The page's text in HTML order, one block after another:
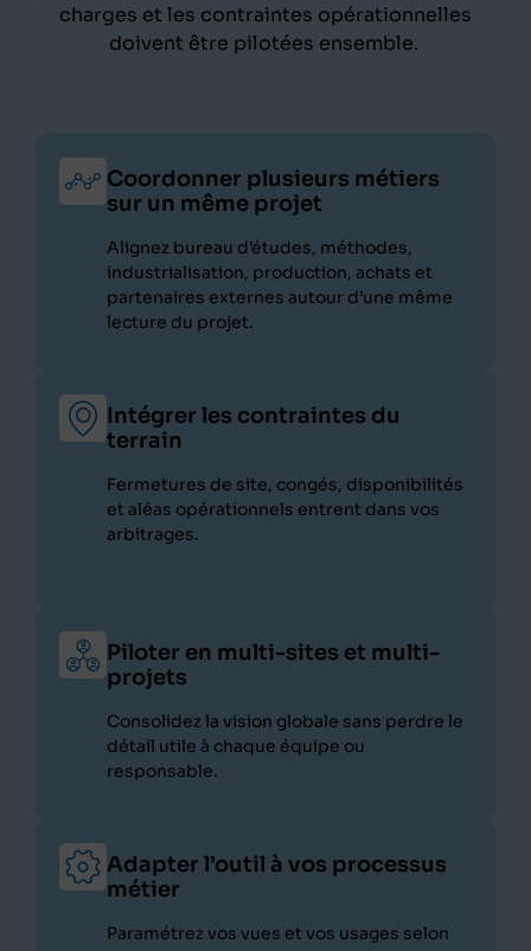
charges et les contraintes opérationnelles
doivent être pilotées ensemble.
Coordonner plusieurs métiers
sur un même projet
Alignez bureau d’études, méthodes,
industrialisation, production, achats et
partenaires externes autour d’une même
lecture du projet.
Intégrer les contraintes du
terrain
Fermetures de site, congés, disponibilités
et aléas opérationnels entrent dans vos
arbitrages.
Piloter en multi-sites et multi-
projets
Consolidez la vision globale sans perdre le
détail utile à chaque équipe ou
responsable.
Adapter l’outil à vos processus
métier
Paramétrez vos vues et vos usages selon